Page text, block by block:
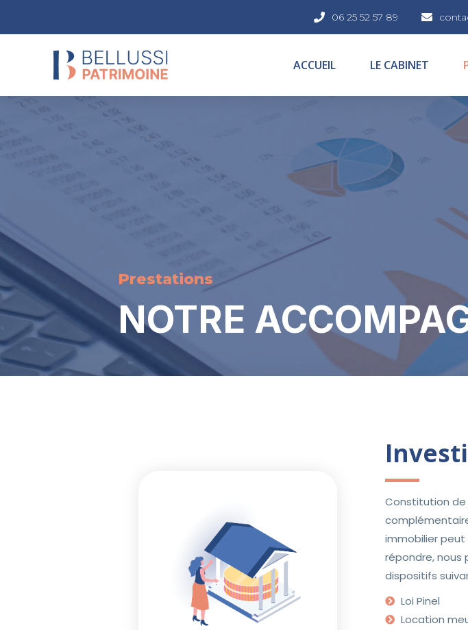
06 25 52 57 89
ACCUEIL LE CABINET
Prestations
NOTRE
Constitution de
immobilier
répondre, nous
dispositifs
Loi Pinel
Location